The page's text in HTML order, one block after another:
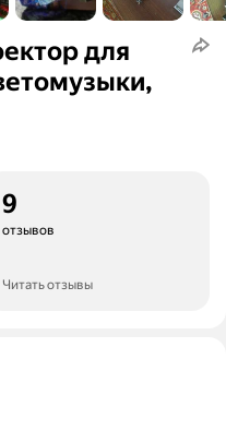
для
9
отзывов
Читать отзывы